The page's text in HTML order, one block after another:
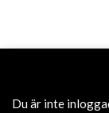
Du är inte